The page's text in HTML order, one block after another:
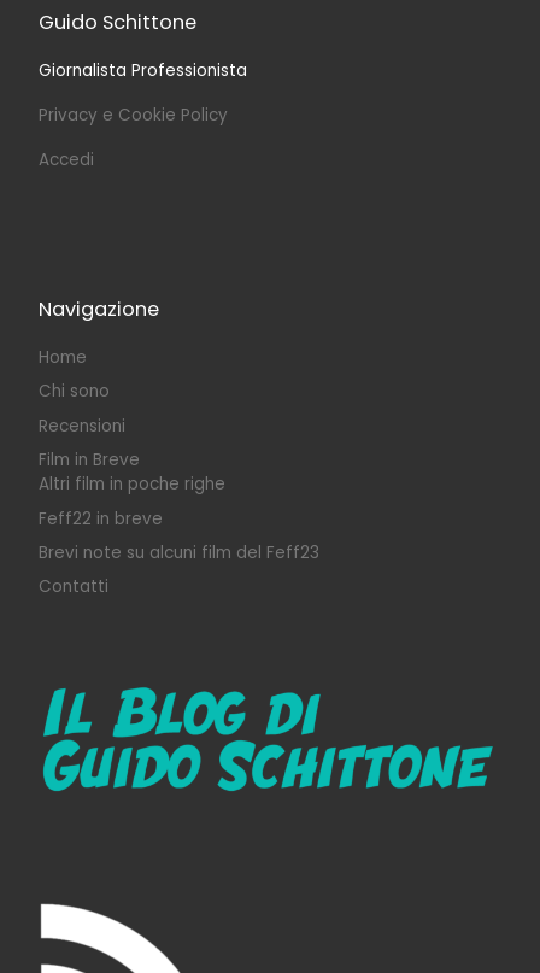
Guido Schittone
Giornalista Professionista
Privacy e Cookie Policy
Accedi
Navigazione
Home
Chi sono
Recensioni
Film in Breve
Altri film in poche righe
Feff22 in breve
Brevi note su alcuni film del Feff23
Contatti